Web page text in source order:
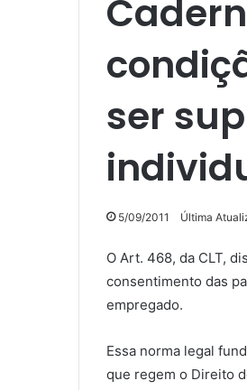
ser
5/09/2011 Última
O Art. 468, da CLT,
consentimento das
empregado.
Essa norma legal
que regem o Direito